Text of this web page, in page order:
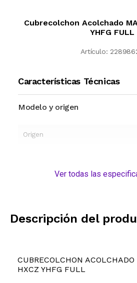
Cubrecolchon Acolchado
YHFG FULL
Artículo:
Características Técnicas
Modelo y origen
Origen
Ver todas las
Descripción del
CUBRECOLCHON
HXCZ YHFG FULL